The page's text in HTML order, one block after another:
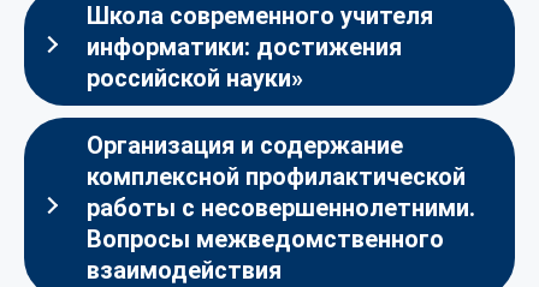
Школа современного учителя
информатики: достижения
российской науки»
Организация и содержание
комплексной профилактической
работы с несовершеннолетними.
Вопросы межведомственного
взаимодействия